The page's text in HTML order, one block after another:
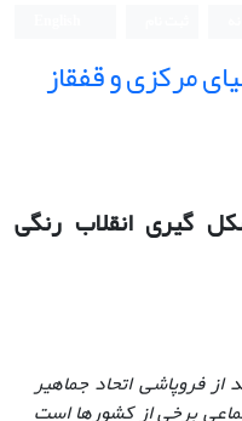
مرکزی و قفقاز
گیری انقلاب رنگی
اتحاد جماهیر
برخی از کشورها است